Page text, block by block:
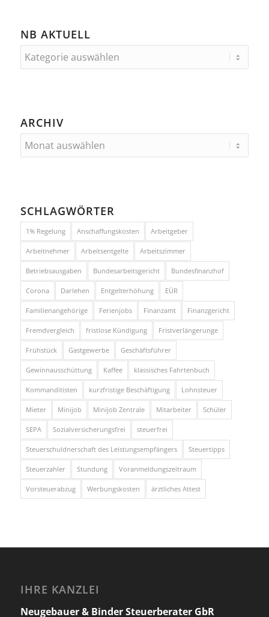
NB AKTUELL
ARCHIV
SCHLAGWÖRTER
1% Regelung Anschaffungskosten Arbeitgeber
Arbeitnehmer Arbeitsentgelte Arbeitszimmer
Betriebsausgaben Bundesarbeitsgericht Bundesfinanzhof
Corona Darlehen Entgelterhöhung EÜR
Familienangehörige Ferienjobs Finanzamt Finanzgericht
Fremdvergleich fristlose Kündigung Fristverlängerunge
Frühstück Gastgewerbe Geschäftsführer
Gewinnausschüttung Kaffee klassisches Fahrtenbuch
Kommanditisten kurzfristige Beschäftigung Lohnsteuer
Mieter Minijob Minijob Zentrale Mitarbeiter Schüler
SEPA Sozialversicherungsfrei steuerfrei
Steuerschuldnerschaft des Leistungsempfängers Steuertipps
Steuerzahler Stundung Voranmeldungszeitraum
Vorsteuerabzug Werbungskosten ärztliches Attest
IHRE KANZLEI
Neugebauer & Binder Steuerberater GbR